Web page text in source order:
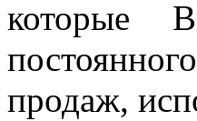
которые
продаж,